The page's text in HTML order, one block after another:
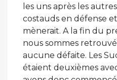
les uns après les
costauds en défense
mènerait. A la fin du
nous sommes
aucune défaite. Les
étaient deuxièmes